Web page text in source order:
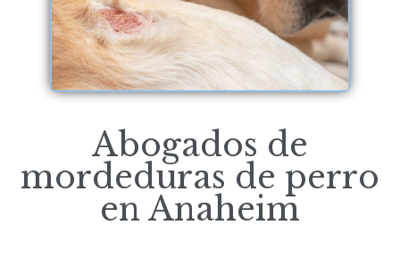
Abogados de
mordeduras de perro
en Anaheim